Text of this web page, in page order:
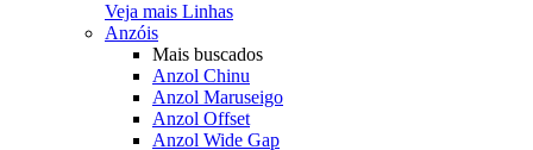
Veja mais Linhas
Anzóis
Mais buscados
Anzol Chinu
Anzol Maruseigo
Anzol Offset
Anzol Wide Gap